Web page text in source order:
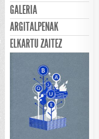
GALERIA
ARGITALPENAK
ELKARTU ZAITEZ